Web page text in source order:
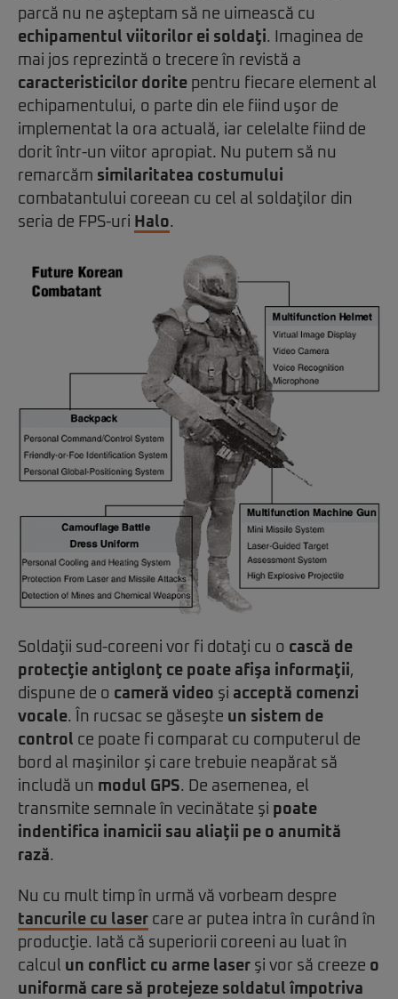
parcă nu ne aşteptam să ne uimească cu
echipamentul viitorilor ei soldaţi. Imaginea de
mai jos reprezintă o trecere în revistă a
caracteristicilor dorite pentru fiecare element al
echipamentului, o parte din ele fiind uşor de
implementat la ora actuală, iar celelalte fiind de
dorit într-un viitor apropiat. Nu putem să nu
remarcăm similaritatea costumului
combatantului coreean cu cel al soldaţilor din
seria de FPS-uri Halo.
Soldaţii sud-coreeni vor fi dotaţi cu o cască de
protecţie antiglonţ ce poate afişa informaţii,
dispune de o cameră video şi acceptă comenzi
vocale. În rucsac se găseşte un sistem de
control ce poate fi comparat cu computerul de
bord al maşinilor şi care trebuie neapărat să
includă un modul GPS. De asemenea, el
transmite semnale în vecinătate şi poate
indentifica inamicii sau aliaţii pe o anumită
rază.
Nu cu mult timp în urmă vă vorbeam despre
tancurile cu laser care ar putea intra în curând în
producţie. Iată că superiorii coreeni au luat în
calcul un conflict cu arme laser şi vor să creeze o
uniformă care să protejeze soldatul împotriva